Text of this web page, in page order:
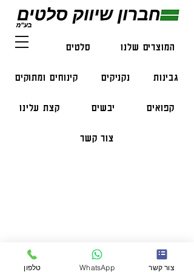
המוצרים שלנו סלטים דגים
גבינות נקניקים קינוחים ומתוקים
קפואים יבשים קצת עלינו
צור קשר
הזמנות בווצאפ:
050-47-57-365
051-296-2006
טלפון WhatsApp צור קשר